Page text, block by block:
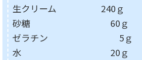
生クリーム 240ｇ
砂糖 60ｇ
ゼラチン 5ｇ
水 20ｇ